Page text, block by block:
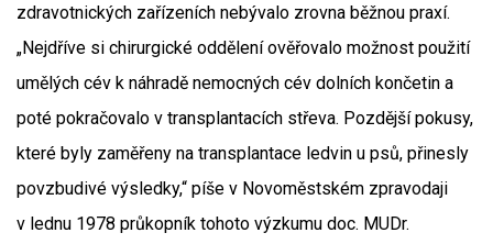
zdravotnických zařízeních nebývalo zrovna běžnou praxí.
„Nejdříve si chirurgické oddělení ověřovalo možnost použití
umělých cév k náhradě nemocných cév dolních končetin a
poté pokračovalo v transplantacích střeva. Pozdější pokusy,
které byly zaměřeny na transplantace ledvin u psů, přinesly
povzbudivé výsledky,“ píše v Novoměstském zpravodaji
v lednu 1978 průkopník tohoto výzkumu doc. MUDr.